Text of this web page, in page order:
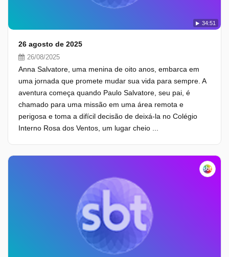
34:51
26 agosto de 2025
26/08/2025
Anna Salvatore, uma menina de oito anos, embarca em
uma jornada que promete mudar sua vida para sempre. A
aventura começa quando Paulo Salvatore, seu pai, é
chamado para uma missão em uma área remota e
perigosa e toma a difícil decisão de deixá-la no Colégio
Interno Rosa dos Ventos, um lugar cheio ...